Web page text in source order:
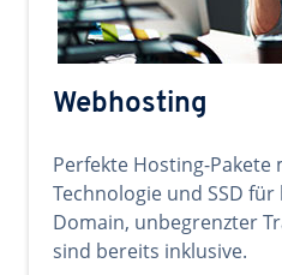
Webhosting
Perfekte Hosting-Pakete
Technologie und SSD
Domain, unbegrenzter
sind bereits inklusive.